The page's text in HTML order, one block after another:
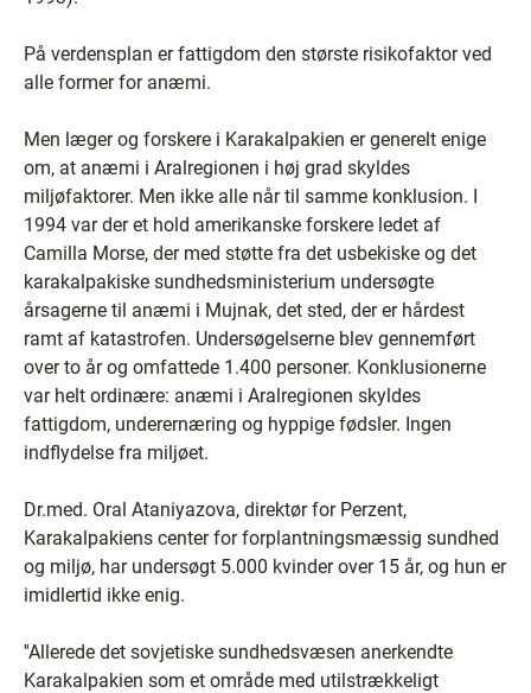
På verdensplan er fattigdom den største risikofaktor ved
alle former for anæmi.
Men læger og forskere i Karakalpakien er generelt enige
om, at anæmi i Aralregionen i høj grad skyldes
miljøfaktorer. Men ikke alle når til samme konklusion. I
1994 var der et hold amerikanske forskere ledet af
Camilla Morse, der med støtte fra det usbekiske og det
karakalpakiske sundhedsministerium undersøgte
årsagerne til anæmi i Mujnak, det sted, der er hårdest
ramt af katastrofen. Undersøgelserne blev gennemført
over to år og omfattede 1.400 personer. Konklusionerne
var helt ordinære: anæmi i Aralregionen skyldes
fattigdom, underernæring og hyppige fødsler. Ingen
indflydelse fra miljøet.
Dr.med. Oral Ataniyazova, direktør for Perzent,
Karakalpakiens center for forplantningsmæssig sundhed
og miljø, har undersøgt 5.000 kvinder over 15 år, og hun er
imidlertid ikke enig.
''Allerede det sovjetiske sundhedsvæsen anerkendte
Karakalpakien som et område med utilstrækkeligt